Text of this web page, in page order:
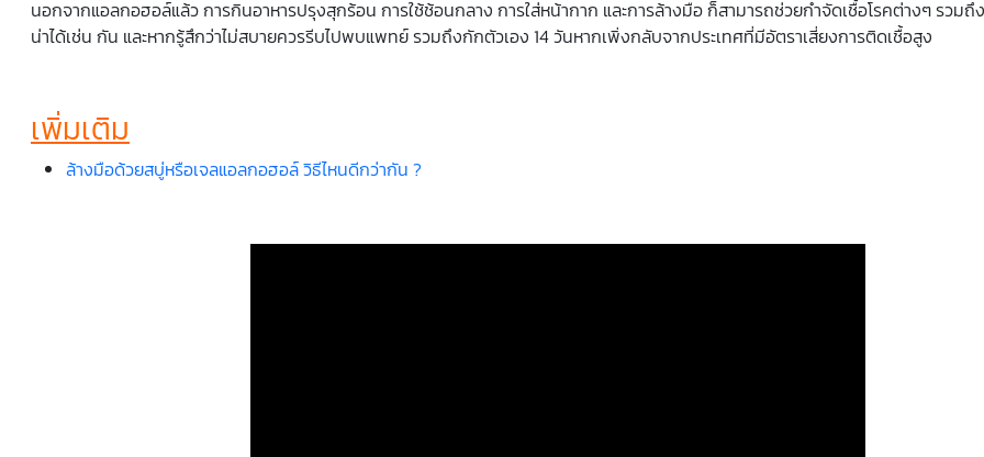
นอกจากแอลกอฮอล์แล้ว การกินอาหารปรุงสุกร้อน การใช้ช้อนกลาง การใส่หน้ากาก และการล้างมือ ก็สามารถช่วยกำจัดเชื้อโรคต่างๆ รวมถึง
น่าได้เช่น กัน และหากรู้สึกว่าไม่สบายควรรีบไปพบแพทย์ รวมถึงกักตัวเอง 14 วันหากเพิ่งกลับจากประเทศที่มีอัตราเสี่ยงการติดเชื้อสูง
เพิ่มเติม
ล้างมือด้วยสบู่หรือเจลแอลกอฮอล์ วิธีไหนดีกว่ากัน ?